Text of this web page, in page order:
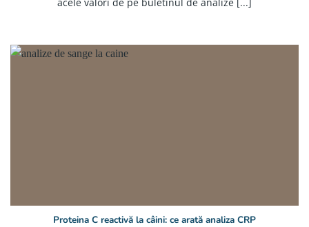
Proteina C reactivă la câini: ce arată analiza CRP